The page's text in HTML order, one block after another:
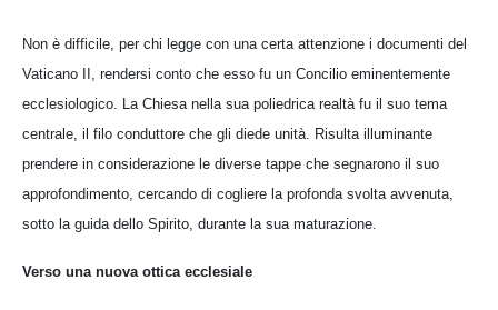
Non è difficile, per chi legge con una certa attenzione i documenti del
Vaticano II, rendersi conto che esso fu un Concilio eminentemente
ecclesiologico. La Chiesa nella sua poliedrica realtà fu il suo tema
centrale, il filo conduttore che gli diede unità. Risulta illuminante
prendere in considerazione le diverse tappe che segnarono il suo
approfondimento, cercando di cogliere la profonda svolta avvenuta,
sotto la guida dello Spirito, durante la sua maturazione.
Verso una nuova ottica ecclesiale